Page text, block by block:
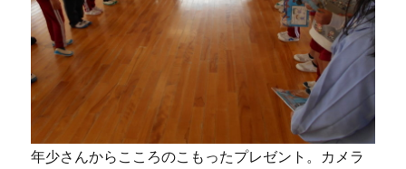
年少さんからこころのこもったプレゼント。カメラ